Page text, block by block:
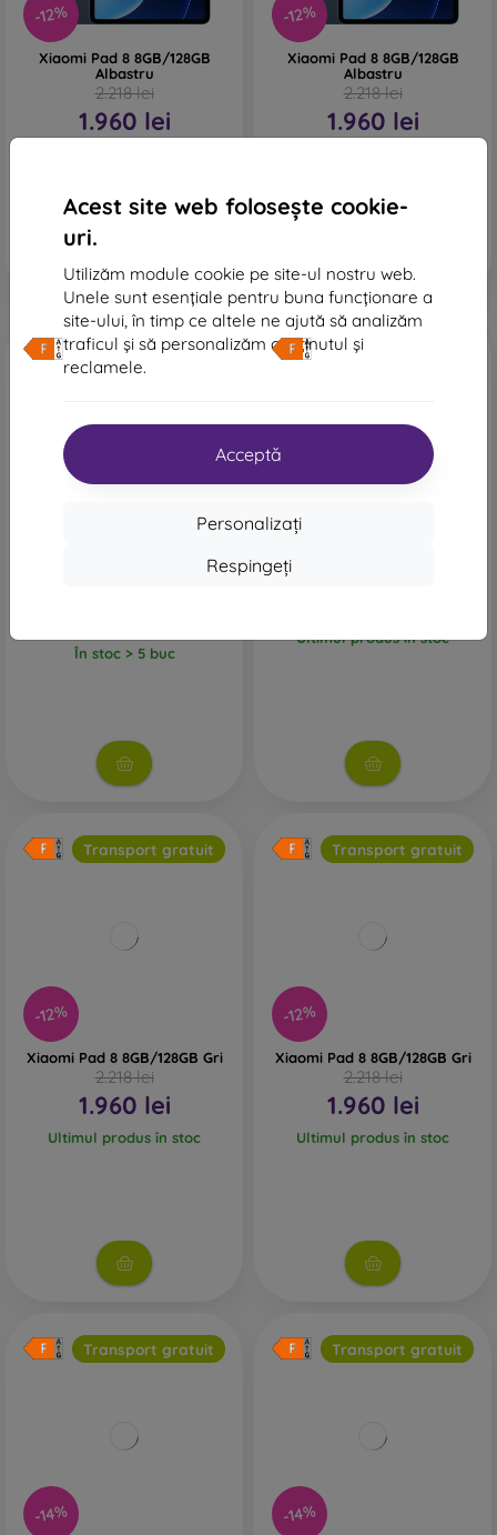
Acest site web folosește cookie-
uri.
Utilizăm module cookie pe site-ul nostru web.
Unele sunt esențiale pentru buna funcționare a
site-ului, în timp ce altele ne ajută să analizăm
traficul și să personalizăm conținutul și
reclamele.
Acceptă
Personalizați
Respingeți
-12%
Xiaomi Pad 8 8GB/128GB
Albastru
2.218 lei
1.960 lei
-12%
Xiaomi Pad 8 8GB/128GB
Albastru
2.218 lei
1.960 lei
Transport gratuit
Xiaomi Pad 8 8GB/128GB
În stoc > 5 buc
-12%
Transport gratuit
Xiaomi Pad 8 8GB/128GB Gri
Ultimul produs în stoc
-12%
Transport gratuit
Xiaomi Pad 8 8GB/128GB Gri
2.218 lei
1.960 lei
Ultimul produs în stoc
-12%
Transport gratuit
Xiaomi Pad 8 8GB/128GB Gri
2.218 lei
1.960 lei
Ultimul produs în stoc
-14%
Transport gratuit
-14%
Transport gratuit